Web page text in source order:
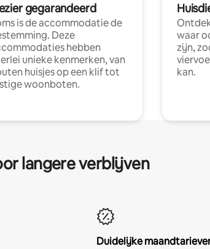
gegarandeerd
is de accommodatie de
Deze
hebben
unieke kenmerken, van
huisjes op een klif tot
woonboten.
waar
zijn,
kan.
langere verblijven
Duidelijke